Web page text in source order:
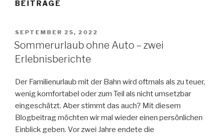
BEITRÄGE
VERÖFFENTLICHT
AM
SEPTEMBER 25, 2022
Sommerurlaub ohne Auto – zwei
Erlebnisberichte
Der Familienurlaub mit der Bahn wird oftmals als zu teuer,
wenig komfortabel oder zum Teil als nicht umsetzbar
eingeschätzt. Aber stimmt das auch? Mit diesem
Blogbeitrag möchten wir mal wieder einen persönlichen
Einblick geben. Vor zwei Jahre endete die